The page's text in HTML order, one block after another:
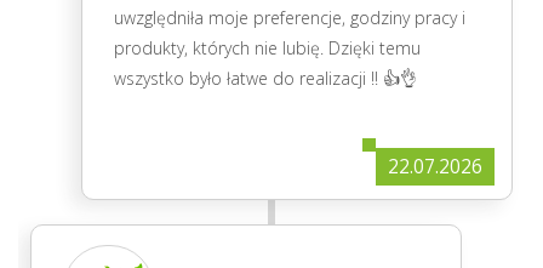
uwzględniła moje preferencje, godziny pracy i
produkty, których nie lubię. Dzięki temu
wszystko było łatwe do realizacji !! 👍👌
22.07.2026